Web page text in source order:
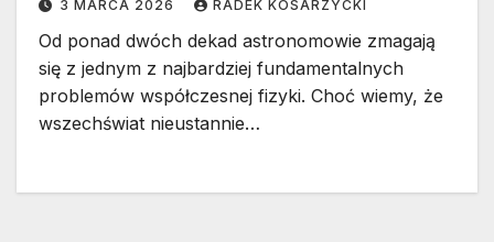
3 MARCA 2026 RADEK KOSARZYCKI
Od ponad dwóch dekad astronomowie zmagają
się z jednym z najbardziej fundamentalnych
problemów współczesnej fizyki. Choć wiemy, że
wszechświat nieustannie…